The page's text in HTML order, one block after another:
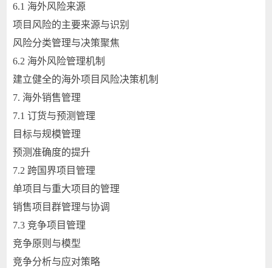
6.1 海外风险来源
项目风险的主要来源与识别
风险分类管理与决策聚焦
6.2 海外风险管理机制
建立健全的海外项目风险决策机制
7. 海外销售管理
7.1 订货与预测管理
目标与规模管理
预测准确度的提升
7.2 跨国界项目管理
单项目与重大项目的管理
销售项目群管理与协调
7.3 竞争项目管理
竞争原则与模型
竞争分析与应对策略